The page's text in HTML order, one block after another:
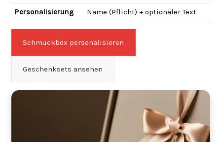
Personalisierung Name (Pflicht) + optionaler Text
Schmuckbox personalisieren
Geschenksets ansehen